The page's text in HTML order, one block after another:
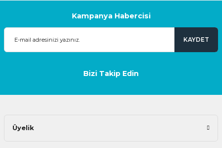
Kampanya Habercisi
KAYDET
Bizi Takip Edin
Üyelik